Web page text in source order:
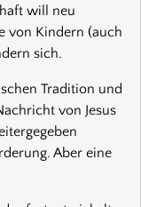
will neu
von Kindern (auch
sich.
Tradition und
von Jesus
Aber eine